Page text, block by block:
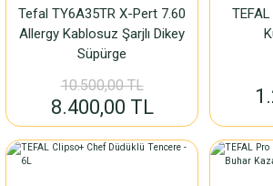
Tefal TY6A35TR X-Pert 7.60
Allergy Kablosuz Şarjlı Dikey
Süpürge
10.500,00 TL
8.400,00 TL